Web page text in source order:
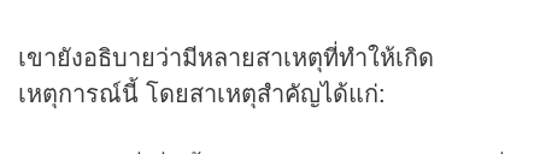
เขายังอธิบายว่ามีหลายสาเหตุที่ทำให้เกิด
เหตุการณ์นี้ โดยสาเหตุสำคัญได้แก่: